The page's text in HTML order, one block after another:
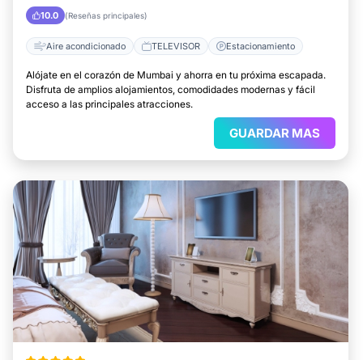
10.0 (Reseñas principales)
Aire acondicionado TELEVISOR Estacionamiento
Alójate en el corazón de Mumbai y ahorra en tu próxima escapada.
Disfruta de amplios alojamientos, comodidades modernas y fácil
acceso a las principales atracciones.
GUARDAR MAS